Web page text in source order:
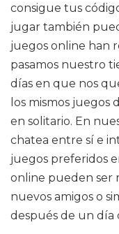
consigue tus
jugar también
juegos online han
pasamos nuestro
días en que nos
los mismos
en solitario. En
chatea entre sí e
juegos preferidos
online pueden ser
nuevos amigos o
después de un día